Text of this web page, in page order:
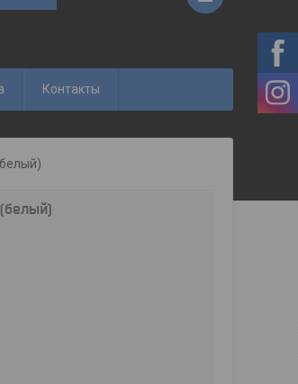
Контакты